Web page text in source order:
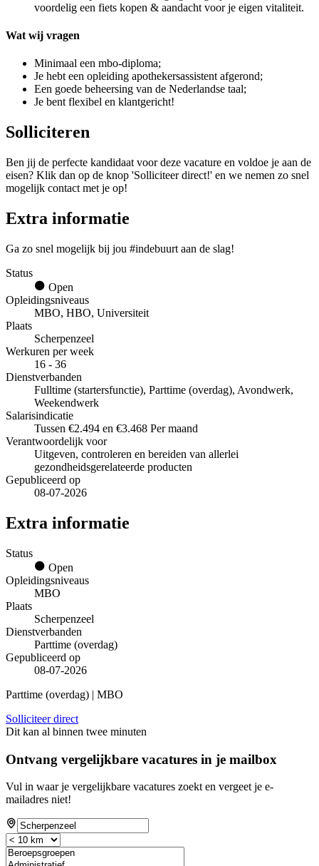
voordelig een fiets kopen & aandacht voor je eigen vitaliteit.
Wat wij vragen
Minimaal een mbo-diploma;
Je hebt een opleiding apothekersassistent afgerond;
Een goede beheersing van de Nederlandse taal;
Je bent flexibel en klantgericht!
Solliciteren
Ben jij de perfecte kandidaat voor deze vacature en voldoe je aan de
eisen? Klik dan op de knop 'Solliciteer direct!' en we nemen zo snel
mogelijk contact met je op!
Extra informatie
Ga zo snel mogelijk bij jou #indebuurt aan de slag!
Status
Open
Opleidingsniveaus
MBO, HBO, Universiteit
Plaats
Scherpenzeel
Werkuren per week
16 - 36
Dienstverbanden
Fulltime (startersfunctie), Parttime (overdag), Avondwerk,
Weekendwerk
Salarisindicatie
Tussen €2.494 en €3.468 Per maand
Verantwoordelijk voor
Uitgeven, controleren en bereiden van allerlei
gezondheidsgerelateerde producten
Gepubliceerd op
08-07-2026
Extra informatie
Status
Open
Opleidingsniveaus
MBO
Plaats
Scherpenzeel
Dienstverbanden
Parttime (overdag)
Gepubliceerd op
08-07-2026
Parttime (overdag) | MBO
Solliciteer direct
Dit kan al binnen twee minuten
Ontvang vergelijkbare vacatures in je mailbox
Vul in waar je vergelijkbare vacatures zoekt en vergeet je e-
mailadres niet!